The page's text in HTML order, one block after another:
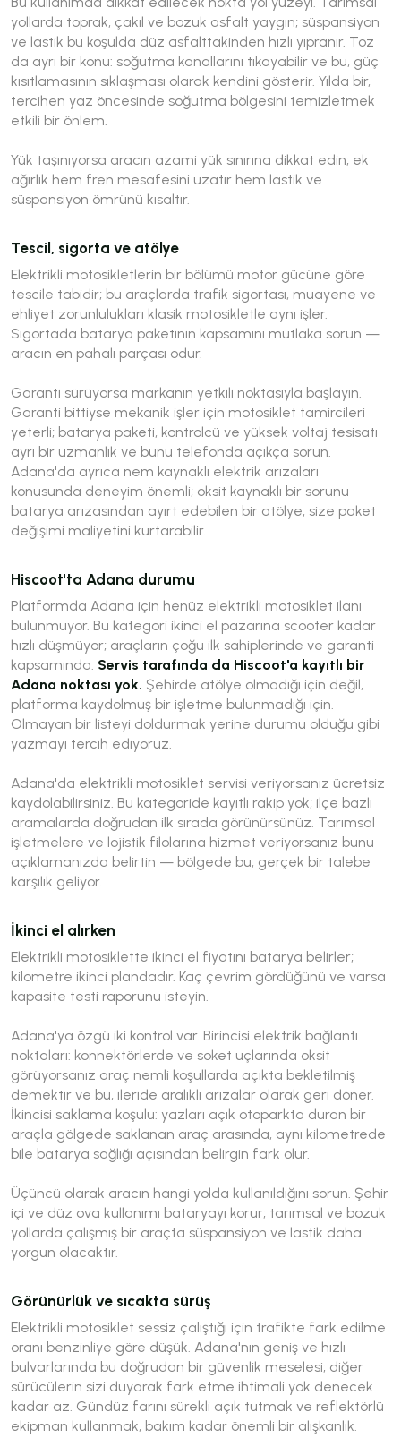
yollarda toprak, çakıl ve bozuk asfalt yaygın; süspansiyon
ve lastik bu koşulda düz asfalttakinden hızlı yıpranır. Toz
da ayrı bir konu: soğutma kanallarını tıkayabilir ve bu, güç
kısıtlamasının sıklaşması olarak kendini gösterir. Yılda bir,
tercihen yaz öncesinde soğutma bölgesini temizletmek
etkili bir önlem.
Yük taşınıyorsa aracın azami yük sınırına dikkat edin; ek
ağırlık hem fren mesafesini uzatır hem lastik ve
süspansiyon ömrünü kısaltır.
Tescil, sigorta ve atölye
Elektrikli motosikletlerin bir bölümü motor gücüne göre
tescile tabidir; bu araçlarda trafik sigortası, muayene ve
ehliyet zorunlulukları klasik motosikletle aynı işler.
Sigortada batarya paketinin kapsamını mutlaka sorun —
aracın en pahalı parçası odur.
Garanti sürüyorsa markanın yetkili noktasıyla başlayın.
Garanti bittiyse mekanik işler için motosiklet tamircileri
yeterli; batarya paketi, kontrolcü ve yüksek voltaj tesisatı
ayrı bir uzmanlık ve bunu telefonda açıkça sorun.
Adana'da ayrıca nem kaynaklı elektrik arızaları
konusunda deneyim önemli; oksit kaynaklı bir sorunu
batarya arızasından ayırt edebilen bir atölye, size paket
değişimi maliyetini kurtarabilir.
Hiscoot'ta Adana durumu
Platformda Adana için henüz elektrikli motosiklet ilanı
bulunmuyor. Bu kategori ikinci el pazarına scooter kadar
hızlı düşmüyor; araçların çoğu ilk sahiplerinde ve garanti
kapsamında. Servis tarafında da Hiscoot'a kayıtlı bir
Adana noktası yok. Şehirde atölye olmadığı için değil,
platforma kaydolmuş bir işletme bulunmadığı için.
Olmayan bir listeyi doldurmak yerine durumu olduğu gibi
yazmayı tercih ediyoruz.
Adana'da elektrikli motosiklet servisi veriyorsanız ücretsiz
kaydolabilirsiniz. Bu kategoride kayıtlı rakip yok; ilçe bazlı
aramalarda doğrudan ilk sırada görünürsünüz. Tarımsal
işletmelere ve lojistik filolarına hizmet veriyorsanız bunu
açıklamanızda belirtin — bölgede bu, gerçek bir talebe
karşılık geliyor.
İkinci el alırken
Elektrikli motosiklette ikinci el fiyatını batarya belirler;
kilometre ikinci plandadır. Kaç çevrim gördüğünü ve varsa
kapasite testi raporunu isteyin.
Adana'ya özgü iki kontrol var. Birincisi elektrik bağlantı
noktaları: konnektörlerde ve soket uçlarında oksit
görüyorsanız araç nemli koşullarda açıkta bekletilmiş
demektir ve bu, ileride aralıklı arızalar olarak geri döner.
İkincisi saklama koşulu: yazları açık otoparkta duran bir
araçla gölgede saklanan araç arasında, aynı kilometrede
bile batarya sağlığı açısından belirgin fark olur.
Üçüncü olarak aracın hangi yolda kullanıldığını sorun. Şehir
içi ve düz ova kullanımı bataryayı korur; tarımsal ve bozuk
yollarda çalışmış bir araçta süspansiyon ve lastik daha
yorgun olacaktır.
Görünürlük ve sıcakta sürüş
Elektrikli motosiklet sessiz çalıştığı için trafikte fark edilme
oranı benzinliye göre düşük. Adana'nın geniş ve hızlı
bulvarlarında bu doğrudan bir güvenlik meselesi; diğer
sürücülerin sizi duyarak fark etme ihtimali yok denecek
kadar az. Gündüz farını sürekli açık tutmak ve reflektörlü
ekipman kullanmak, bakım kadar önemli bir alışkanlık.